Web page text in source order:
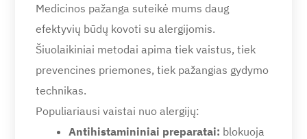
Medicinos pažanga suteikė mums daug
efektyvių būdų kovoti su alergijomis.
Šiuolaikiniai metodai apima tiek vaistus, tiek
prevencines priemones, tiek pažangias gydymo
technikas.
Populiariausi vaistai nuo alergijų:
Antihistamininiai preparatai: blokuoja